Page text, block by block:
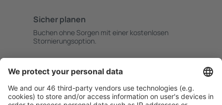
Sicher planen
Buchen ohne Sorgen mit einer kostenlosen
Stornierungsoption.
Attraktive Preise und Spezialangebote für eingeloggte
Benutzer.